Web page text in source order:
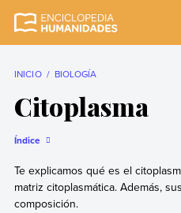
completa y más
INICIO BIOLOGÍA
Citoplasma
Índice
Te explicamos qué es el
matriz citoplasmática. Además,
composición.